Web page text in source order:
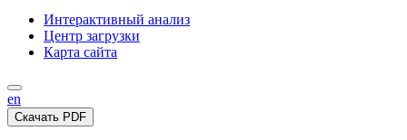
Интерактивный анализ
Центр загрузки
Карта сайта
en
Скачать PDF